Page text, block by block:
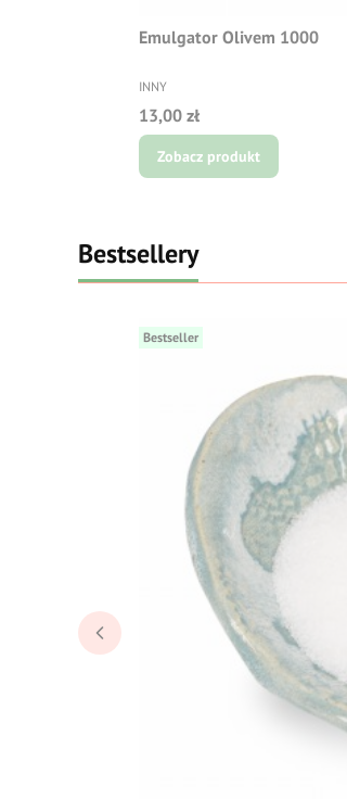
Emulgator Olivem 1000
PRODUCENT
INNY
Cena
13,00 zł
Zobacz produkt
Bestsellery
Bestseller